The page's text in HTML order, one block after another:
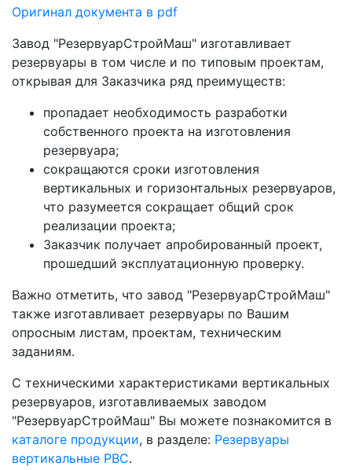
Оригинал документа в pdf
Завод "РезервуарСтройМаш" изготавливает
резервуары в том числе и по типовым проектам,
открывая для Заказчика ряд преимуществ:
пропадает необходимость разработки
собственного проекта на изготовления
резервуара;
сокращаются сроки изготовления
вертикальных и горизонтальных резервуаров,
что разумеется сокращает общий срок
реализации проекта;
Заказчик получает апробированный проект,
прошедший эксплуатационную проверку.
Важно отметить, что завод "РезервуарСтройМаш"
также изготавливает резервуары по Вашим
опросным листам, проектам, техническим
заданиям.
С техническими характеристиками вертикальных
резервуаров, изготавливаемых заводом
"РезервуарСтройМаш" Вы можете познакомится в
каталоге продукции, в разделе: Резервуары
вертикальные РВС.